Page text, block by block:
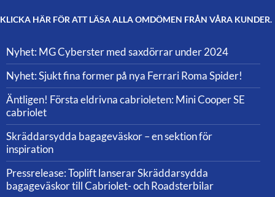
KLICKA HÄR FÖR ATT LÄSA ALLA OMDÖMEN FRÅN VÅRA KUNDER.
Nyhet: MG Cyberster med saxdörrar under 2024
Nyhet: Sjukt fina former på nya Ferrari Roma Spider!
Äntligen! Första eldrivna cabrioleten: Mini Cooper SE
cabriolet
Skräddarsydda bagageväskor – en sektion för
inspiration
Pressrelease: Toplift lanserar Skräddarsydda
bagageväskor till Cabriolet- och Roadsterbilar